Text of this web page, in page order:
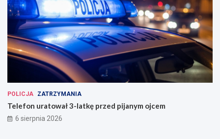
POLICJA ZATRZYMANIA
Telefon uratował 3-latkę przed pijanym ojcem
6 sierpnia 2026